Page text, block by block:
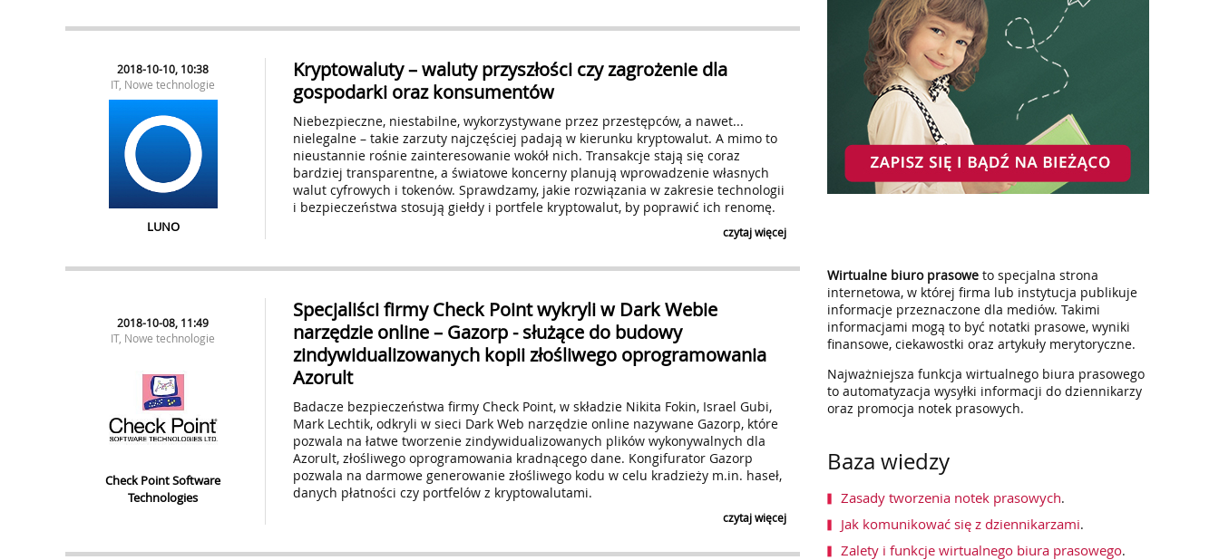
2018-10-10, 10:38
IT, Nowe technologie
LUNO
Kryptowaluty – waluty przyszłości czy zagrożenie dla
gospodarki oraz konsumentów
Niebezpieczne, niestabilne, wykorzystywane przez przestępców, a nawet...
nielegalne – takie zarzuty najczęściej padają w kierunku kryptowalut. A mimo to
nieustannie rośnie zainteresowanie wokół nich. Transakcje stają się coraz
bardziej transparentne, a światowe koncerny planują wprowadzenie własnych
walut cyfrowych i tokenów. Sprawdzamy, jakie rozwiązania w zakresie technologii
i bezpieczeństwa stosują giełdy i portfele kryptowalut, by poprawić ich renomę.
czytaj więcej
2018-10-08, 11:49
IT, Nowe technologie
Check Point Software
Technologies
Specjaliści firmy Check Point wykryli w Dark Webie
narzędzie online – Gazorp - służące do budowy
zindywidualizowanych kopii złośliwego oprogramowania
Azorult
Badacze bezpieczeństwa firmy Check Point, w składzie Nikita Fokin, Israel Gubi,
Mark Lechtik, odkryli w sieci Dark Web narzędzie online nazywane Gazorp, które
pozwala na łatwe tworzenie zindywidualizowanych plików wykonywalnych dla
Azorult, złośliwego oprogramowania kradnącego dane. Kongifurator Gazorp
pozwala na darmowe generowanie złośliwego kodu w celu kradzieży m.in. haseł,
danych płatności czy portfelów z kryptowalutami.
czytaj więcej
Wirtualne biuro prasowe to specjalna strona
internetowa, w której firma lub instytucja publikuje
informacje przeznaczone dla mediów. Takimi
informacjami mogą to być notatki prasowe, wyniki
finansowe, ciekawostki oraz artykuły merytoryczne.
Najważniejsza funkcja wirtualnego biura prasowego
to automatyzacja wysyłki informacji do dziennikarzy
oraz promocja notek prasowych.
Baza wiedzy
Zasady tworzenia notek prasowych.
Jak komunikować się z dziennikarzami.
Zalety i funkcje wirtualnego biura prasowego.